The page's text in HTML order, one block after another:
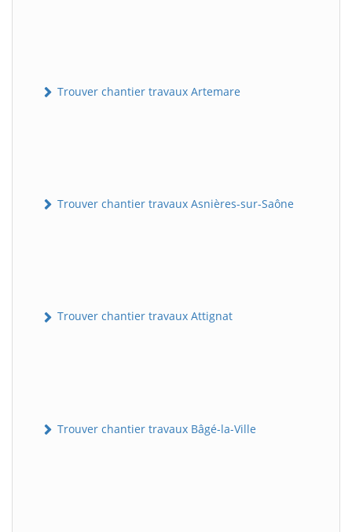
Trouver chantier travaux Artemare
Trouver chantier travaux Asnières-sur-Saône
Trouver chantier travaux Attignat
Trouver chantier travaux Bâgé-la-Ville